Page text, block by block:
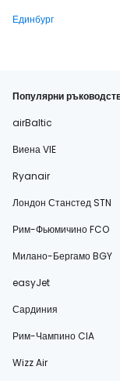
Единбург
Популярни
airBaltic
Виена VIE
Ryanair
Лондон Станстед STN
Рим-Фьюмичино FCO
Милано-Бергамо BGY
easyJet
Сардиния
Рим-Чампино CIA
Wizz Air